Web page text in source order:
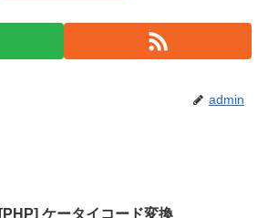
admin
[PHP] ケータイコード変換